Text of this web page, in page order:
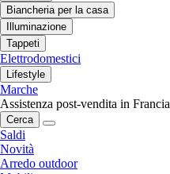
Biancheria per la casa
Illuminazione
Tappeti
Elettrodomestici
Lifestyle
Marche
Assistenza post-vendita in Francia
Cerca
Saldi
Novità
Arredo outdoor